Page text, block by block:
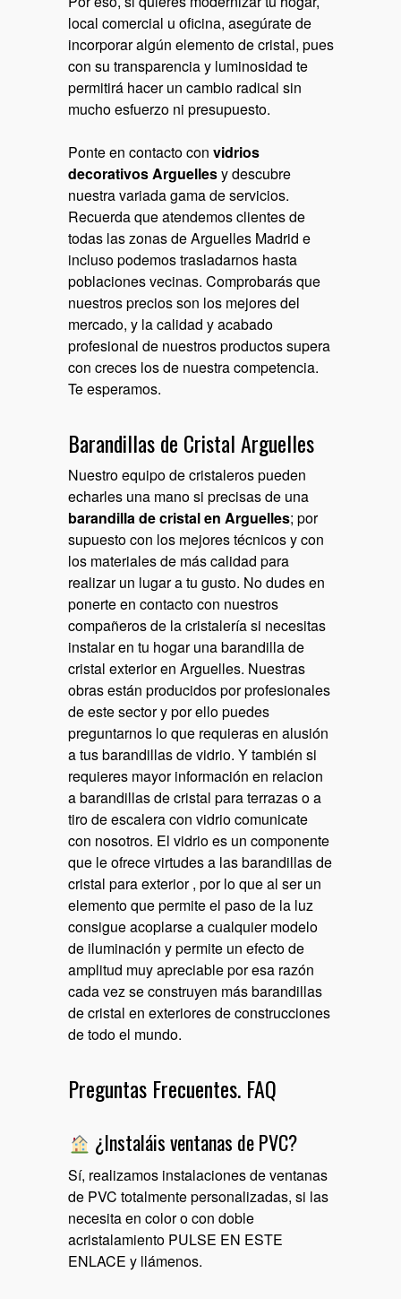
local comercial u oficina, asegúrate de
incorporar algún elemento de cristal, pues
con su transparencia y luminosidad te
permitirá hacer un cambio radical sin
mucho esfuerzo ni presupuesto.
Ponte en contacto convidrios
decorativos Arguellesy descubre
nuestra variada gama de servicios.
Recuerda que atendemos clientes de
todas las zonas de Arguelles Madrid e
incluso podemos trasladarnos hasta
poblaciones vecinas. Comprobarás que
nuestros precios son los mejores del
mercado, y la calidad y acabado
profesional de nuestros productos supera
con creces los de nuestra competencia.
Te esperamos.
Barandillas de Cristal Arguelles
Nuestro equipo de cristaleros pueden
echarles una mano si precisas de una
barandilla de cristal en Arguelles; por
supuesto con los mejores técnicos y con
los materiales de más calidad para
realizar un lugar a tu gusto. No dudes en
ponerte en contacto con nuestros
compañeros de la cristalería si necesitas
instalar en tu hogar una barandilla de
cristal exterior en Arguelles. Nuestras
obras están producidos por profesionales
de este sector y por ello puedes
preguntarnos lo que requieras en alusión
a tus barandillas de vidrio. Y también si
requieres mayor información en relacion
a barandillas de cristal para terrazas o a
tiro de escalera con vidrio comunicate
con nosotros. El vidrio es un componente
que le ofrece virtudes a las barandillas de
cristal para exterior , por lo que al ser un
elemento que permite el paso de la luz
consigue acoplarse a cualquier modelo
de iluminación y permite un efecto de
amplitud muy apreciable por esa razón
cada vez se construyen más barandillas
de cristal en exteriores de construcciones
de todo el mundo.
Preguntas Frecuentes. FAQ
¿Instaláis ventanas de PVC?
Sí, realizamos instalaciones de ventanas
de PVC totalmente personalizadas, si las
necesita en color o con doble
acristalamiento PULSE EN ESTE
ENLACE y llámenos.